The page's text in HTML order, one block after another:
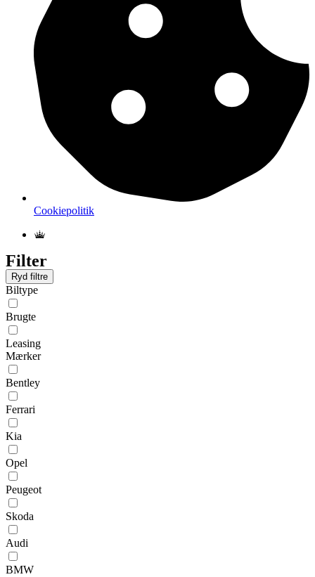
Cookiepolitik
Filter
Ryd filtre
Biltype
Brugte
Leasing
Mærker
Bentley
Ferrari
Kia
Opel
Peugeot
Skoda
Audi
BMW